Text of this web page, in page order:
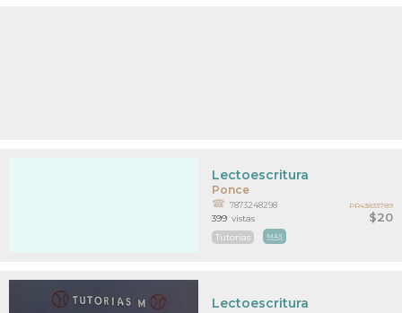
Ponce
$20
Lectoescritura
7873248298
Tutorias MAS
399 vistas
PR43833789
Lectoescritura